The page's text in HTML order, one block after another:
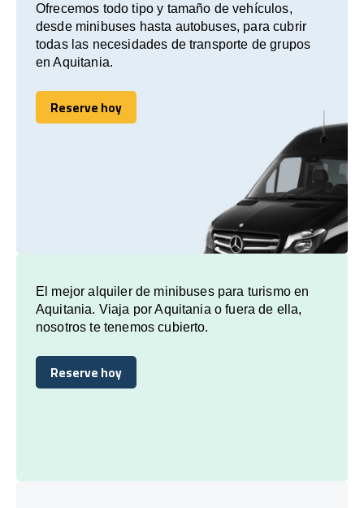
Ofrecemos todo tipo y tamaño de vehículos,
desde minibuses hasta autobuses, para cubrir
todas las necesidades de transporte de grupos
en Aquitania.
Reserve hoy
Reserve hoy
El mejor alquiler de minibuses para turismo en
Aquitania. Viaja por Aquitania o fuera de ella,
nosotros te tenemos cubierto.
Reserve hoy
Reserve hoy